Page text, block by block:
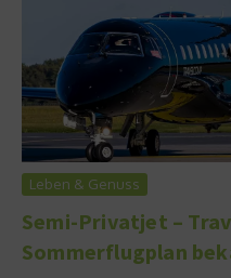
Leben & Genuss
Semi-Privatjet –
Sommerflugplan